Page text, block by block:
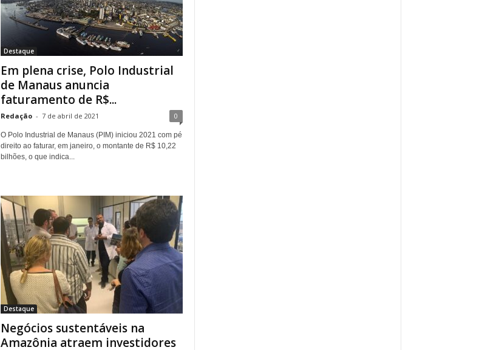
Destaque
Em plena crise, Polo Industrial
de Manaus anuncia
faturamento de R$...
Redação - 7 de abril de 2021 0
O Polo Industrial de Manaus (PIM) iniciou 2021 com pé
direito ao faturar, em janeiro, o montante de R$ 10,22
bilhões, o que indica...
Destaque
Negócios sustentáveis na
Amazônia atraem investidores